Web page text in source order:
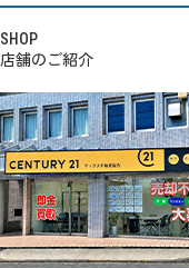
SHOP
店舗のご紹介